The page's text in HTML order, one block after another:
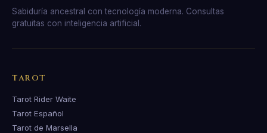
Sabiduría ancestral con tecnología moderna. Consultas
gratuitas con inteligencia artificial.
TAROT
Tarot Rider Waite
Tarot Español
Tarot de Marsella